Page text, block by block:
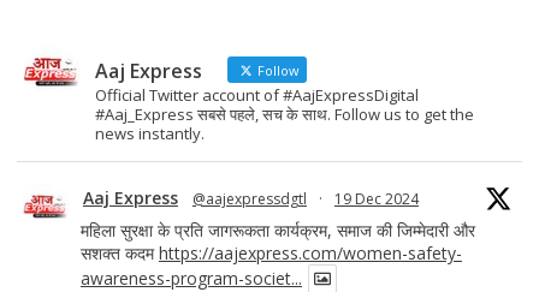
k
Aaj Express Follow
Official Twitter account of #AajExpressDigital
#Aaj_Express सबसे पहले, सच के साथ. Follow us to get the
news instantly.
Aaj Express @aajexpressdgtl · 19 Dec 2024
महिला सुरक्षा के प्रति जागरूकता कार्यक्रम, समाज की जिम्मेदारी और
सशक्त कदमhttps://aajexpress.com/women-safety-
awareness-program-societ...